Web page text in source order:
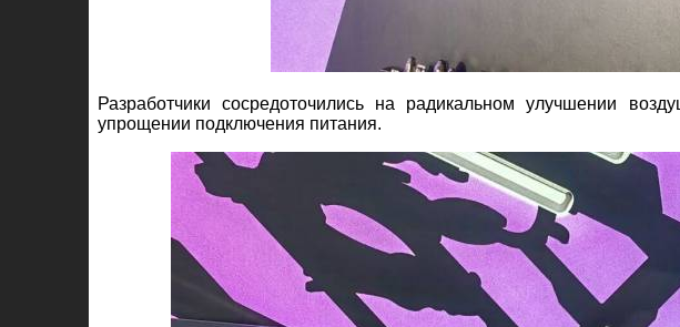
Разработчики сосредоточились на радикальном улучшении
упрощении подключения питания.